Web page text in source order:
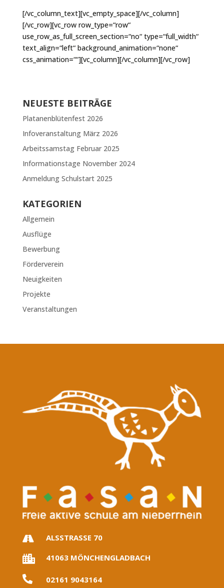
[/vc_column_text][vc_empty_space][/vc_column]
[/vc_row][vc_row row_type=“row“
use_row_as_full_screen_section=“no“ type=“full_width“
text_align=“left“ background_animation=“none“
css_animation=““][vc_column][/vc_column][/vc_row]
NEUESTE BEITRÄGE
Platanenblütenfest 2026
Infoveranstaltung März 2026
Arbeitssamstag Februar 2025
Informationstage November 2024
Anmeldung Schulstart 2025
KATEGORIEN
Allgemein
Ausflüge
Bewerbung
Förderverein
Neuigkeiten
Projekte
Veranstaltungen
 ALSSTRASSE 70
 41063 MÖNCHENGLADBACH
 02161 9043164